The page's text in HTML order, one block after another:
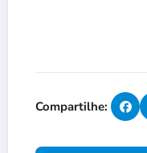
Compartilhe: